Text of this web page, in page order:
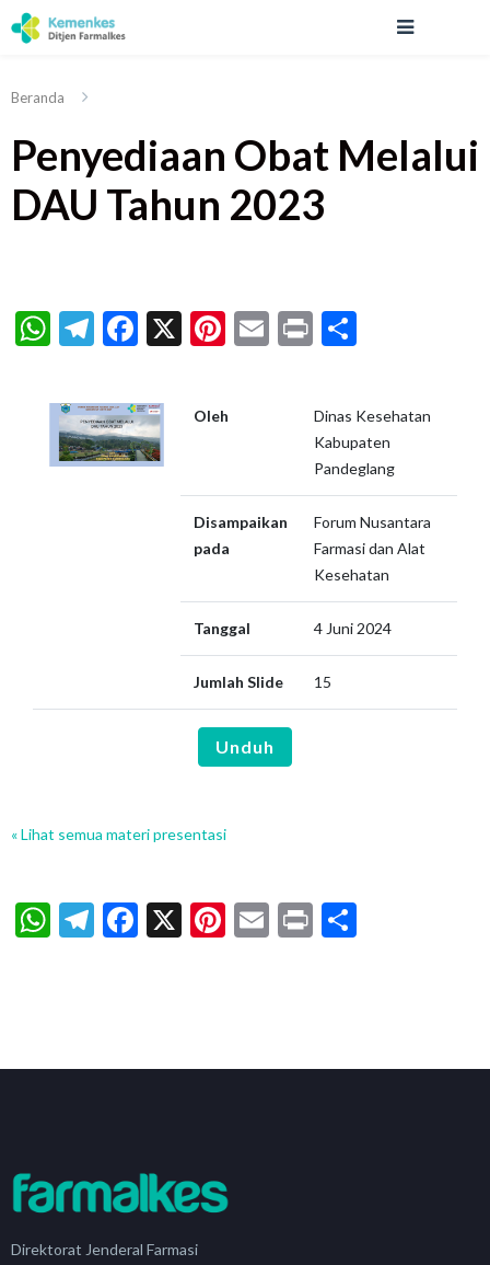
Beranda
Penyediaan Obat Melalui
DAU Tahun 2023
WhatsApp
Telegram
Facebook
X Pinterest
Email
Print
Oleh
Dinas Kesehatan
Kabupaten
Pandeglang
Disampaikan
pada
Forum Nusantara
Farmasi dan Alat
Kesehatan
Tanggal 4 Juni 2024
Jumlah Slide 15
Unduh
« Lihat semua materi presentasi
WhatsApp
Telegram
Facebook
X Pinterest
Email
Print
Direktorat Jenderal Farmasi